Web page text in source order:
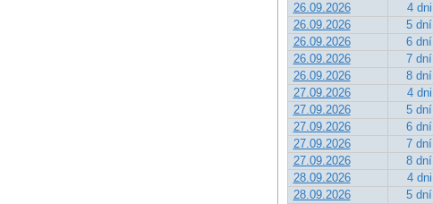
26.09.2026
4 dni
26.09.2026
5 dní
26.09.2026
6 dní
26.09.2026
7 dní
26.09.2026
8 dní
27.09.2026
4 dni
27.09.2026
5 dní
27.09.2026
6 dní
27.09.2026
7 dní
27.09.2026
8 dní
28.09.2026
4 dni
28.09.2026
5 dní